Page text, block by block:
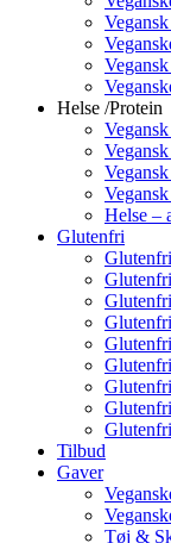
Helse /Protein
Helse –
Glutenfri
Tilbud
Gaver
Tøj &